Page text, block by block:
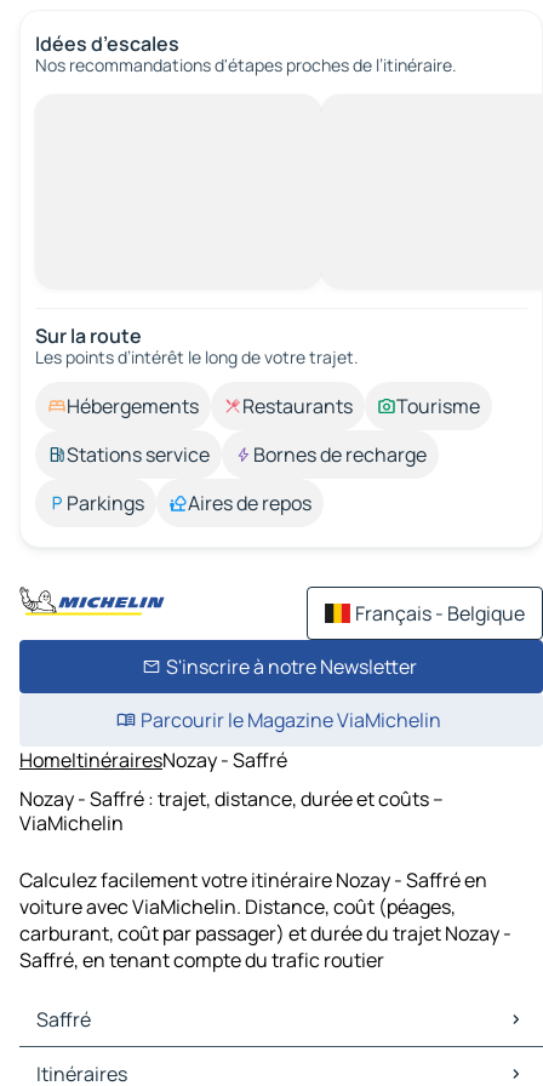
Idées d’escales
Nos recommandations d'étapes proches de l’itinéraire.
Sur la route
Les points d’intérêt le long de votre trajet.
Hébergements Restaurants
Tourisme
Stations service
Bornes de recharge
Parkings
Aires de repos
Français - Belgique
S'inscrire à notre Newsletter
Parcourir le Magazine ViaMichelin
HomeItinérairesNozay - Saffré
Nozay - Saffré : trajet, distance, durée et coûts –
ViaMichelin
Calculez facilement votre itinéraire Nozay - Saffré en
voiture avec ViaMichelin. Distance, coût (péages,
carburant, coût par passager) et durée du trajet Nozay -
Saffré, en tenant compte du trafic routier
Saffré
Saffré Cartes et plans
Itinéraires